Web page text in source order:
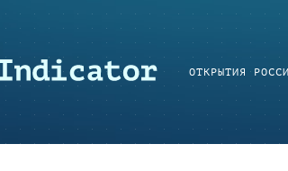
ОТКРЫТИЯ